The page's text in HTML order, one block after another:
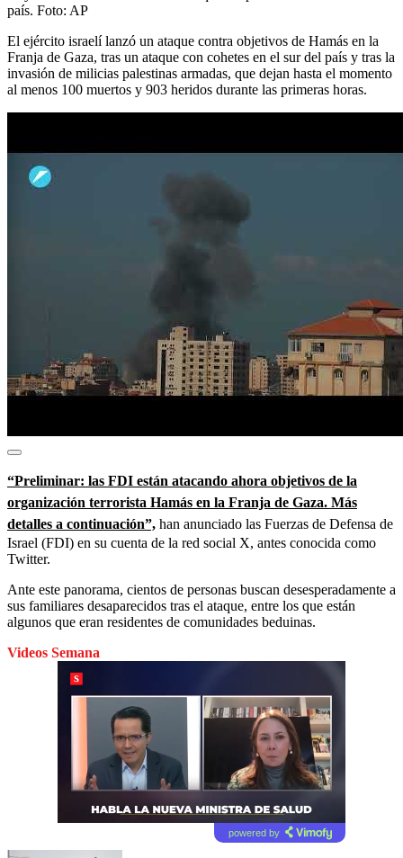
país. Foto: AP
El ejército israelí lanzó un ataque contra objetivos de Hamás en la
Franja de Gaza, tras un ataque con cohetes en el sur del país y tras la
invasión de milicias palestinas armadas, que dejan hasta el momento
al menos 100 muertos y 903 heridos durante las primeras horas.
“Preliminar: las FDI están atacando ahora objetivos de la
organización terrorista Hamás en la Franja de Gaza. Más
detalles a continuación”, han anunciado las Fuerzas de Defensa de
Israel (FDI) en su cuenta de la red social X, antes conocida como
Twitter.
Ante este panorama, cientos de personas buscan desesperadamente a
sus familiares desaparecidos tras el ataque, entre los que están
algunos que eran residentes de comunidades beduinas.
Videos Semana
powered by